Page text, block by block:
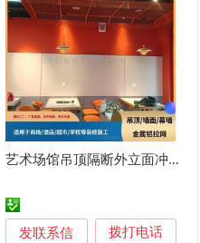
艺术场馆吊顶隔断外立面冲压铝单板航诚出品
发联系信 拨打电话